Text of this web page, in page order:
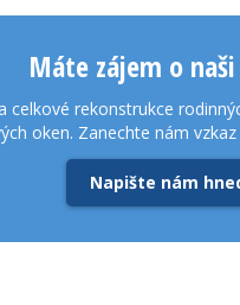
Máte zájem o
celkové rekonstrukce
oken. Zanechte nám
Napište nám